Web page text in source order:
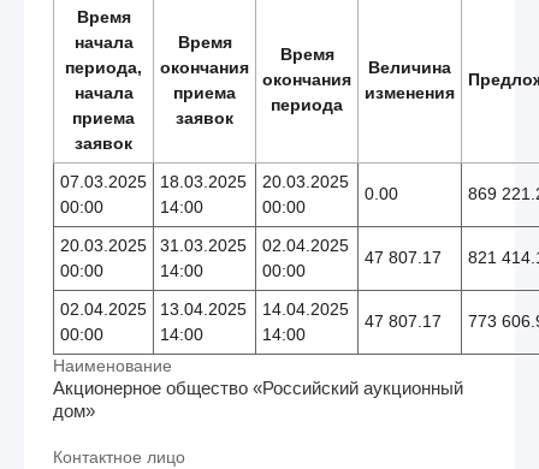
Время
начала
периода,
начала
приема
заявок
Время
окончания
приема
заявок
Время
окончания
периода
Величина
изменения
07.03.2025
00:00
18.03.2025
14:00
20.03.2025
00:00
0.00 869
20.03.2025
00:00
31.03.2025
14:00
02.04.2025
00:00
47 807.17 821
02.04.2025
00:00
13.04.2025
14:00
14.04.2025
14:00
47 807.17 773
Наименование
Акционерное общество «Российский аукционный
дом»
Контактное лицо